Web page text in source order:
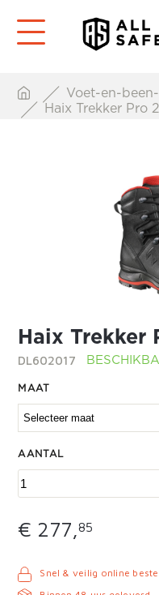
Voet-en-
Haix Trekker Pro
Haix Trekker
DL602017
MAAT
AANTAL
€ 277,85
Snel & veilig online